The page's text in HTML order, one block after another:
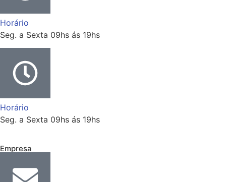
Horário
Seg. a Sexta 09hs ás 19hs
Horário
Seg. a Sexta 09hs ás 19hs
Empresa